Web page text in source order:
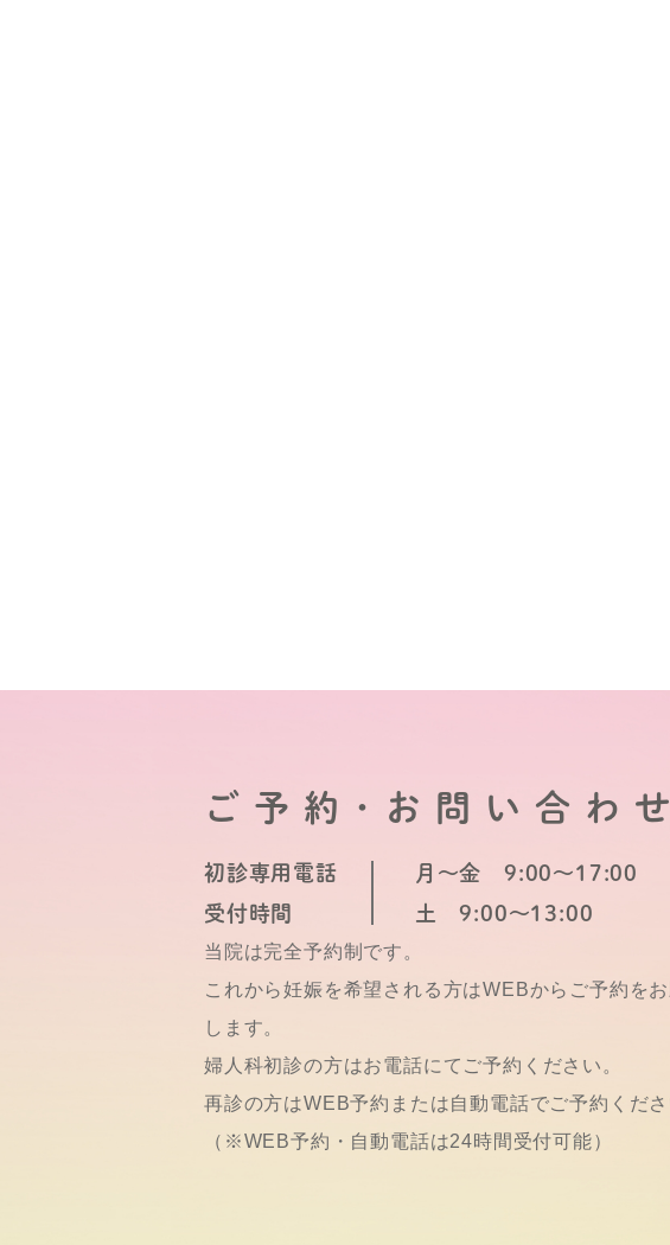
ご予約･お問い合わせ
初診専用電話
受付時間
月～金 9:00～17:00
土 9:00～13:00
当院は完全予約制です。
これから妊娠を希望される方はWEBからご予約を
します。
婦人科初診の方はお電話にてご予約ください。
再診の方はWEB予約または自動電話でご予約くださ
（※WEB予約・自動電話は24時間受付可能）